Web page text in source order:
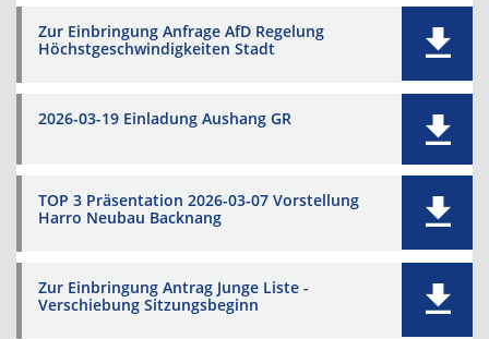
Zur Einbringung Anfrage AfD Regelung
Höchstgeschwindigkeiten Stadt
2026-03-19 Einladung Aushang GR
TOP 3 Präsentation 2026-03-07 Vorstellung
Harro Neubau Backnang
Zur Einbringung Antrag Junge Liste -
Verschiebung Sitzungsbeginn